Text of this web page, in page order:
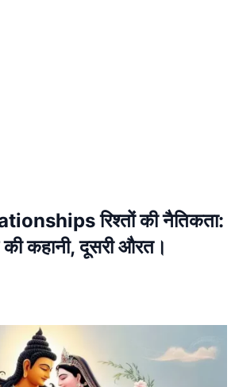
रिश्तों की नैतिकता:
कहानी, दूसरी औरत।